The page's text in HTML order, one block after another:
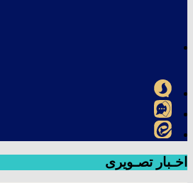
اخـبار تصـویری